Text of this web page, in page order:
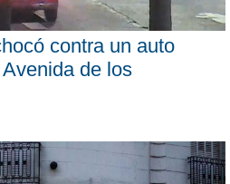
contra un auto
de los